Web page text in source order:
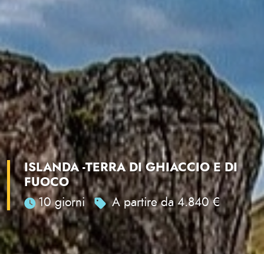
ISLANDA -TERRA DI GHIACCIO E DI
FUOCO
10 giorni
A partire da 4.840 €